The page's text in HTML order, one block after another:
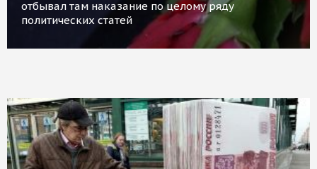
отбывал там наказание по целому ряду
политических статей